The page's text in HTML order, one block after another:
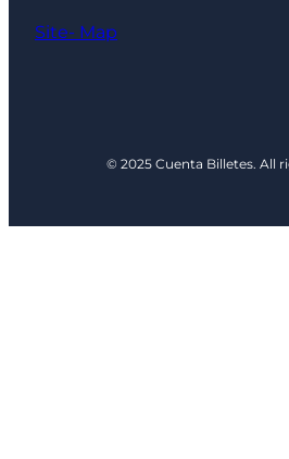
Site- Map
© 2025 Cuenta Billetes. All